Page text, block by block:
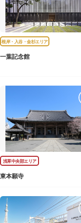
根岸・入谷・金杉エリア
一葉記念館
浅草中央部エリア
東本願寺